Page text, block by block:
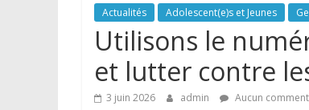
Actualités Adolescent(e)s et Jeunes
Utilisons le
et lutter contre
3 juin 2026 admin Aucun